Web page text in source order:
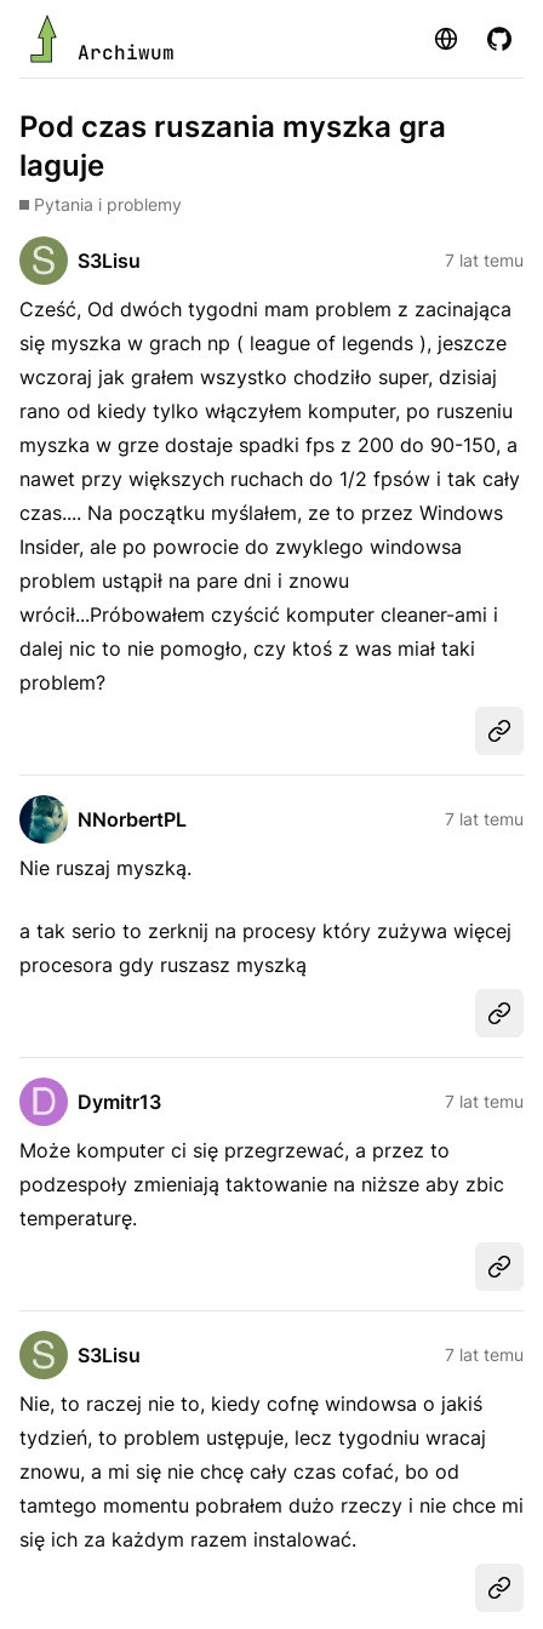
Archiwum Strona
Pod czas ruszania myszka gra
laguje
Pytania i problemy
S3Lisu 7 lat temu
Cześć, Od dwóch tygodni mam problem z zacinająca
się myszka w grach np ( league of legends ), jeszcze
wczoraj jak grałem wszystko chodziło super, dzisiaj
rano od kiedy tylko włączyłem komputer, po ruszeniu
myszka w grze dostaje spadki fps z 200 do 90-150, a
nawet przy większych ruchach do 1/2 fpsów i tak cały
czas.... Na początku myślałem, ze to przez Windows
Insider, ale po powrocie do zwyklego windowsa
problem ustąpił na pare dni i znowu
wrócił...Próbowałem czyścić komputer cleaner-ami i
dalej nic to nie pomogło, czy ktoś z was miał taki
problem?
NNorbertPL 7 lat temu
Nie ruszaj myszką.
a tak serio to zerknij na procesy który zużywa więcej
procesora gdy ruszasz myszką
Dymitr13 7 lat temu
Może komputer ci się przegrzewać, a przez to
podzespoły zmieniają taktowanie na niższe aby zbic
temperaturę.
S3Lisu 7 lat temu
Nie, to raczej nie to, kiedy cofnę windowsa o jakiś
tydzień, to problem ustępuje, lecz tygodniu wracaj
znowu, a mi się nie chcę cały czas cofać, bo od
tamtego momentu pobrałem dużo rzeczy i nie chce mi
się ich za każdym razem instalować.